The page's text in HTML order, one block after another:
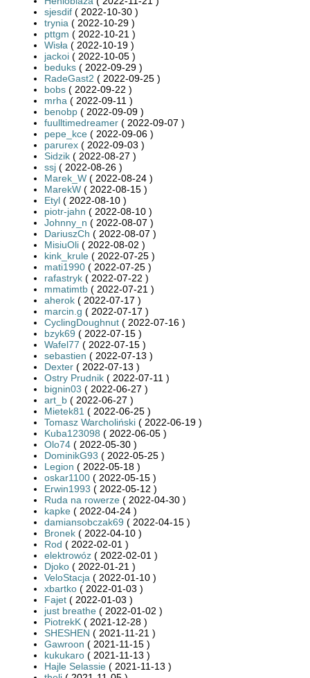
sjesdif ( 2022-10-30 )
trynia ( 2022-10-29 )
pttgm ( 2022-10-21 )
Wisła ( 2022-10-19 )
jackoi ( 2022-10-05 )
beduks ( 2022-09-29 )
RadeGast2 ( 2022-09-25 )
bobs ( 2022-09-22 )
mrha ( 2022-09-11 )
benobp ( 2022-09-09 )
fuulltimedreamer ( 2022-09-07 )
pepe_kce ( 2022-09-06 )
parurex ( 2022-09-03 )
Sidzik ( 2022-08-27 )
ssj ( 2022-08-26 )
Marek_W ( 2022-08-24 )
MarekW ( 2022-08-15 )
Etyl ( 2022-08-10 )
piotr-jahn ( 2022-08-10 )
Johnny_n ( 2022-08-07 )
DariuszCh ( 2022-08-07 )
MisiuOli ( 2022-08-02 )
kink_krule ( 2022-07-25 )
mati1990 ( 2022-07-25 )
rafastryk ( 2022-07-22 )
mmatimtb ( 2022-07-21 )
aherok ( 2022-07-17 )
marcin.g ( 2022-07-17 )
CyclingDoughnut ( 2022-07-16 )
bzyk69 ( 2022-07-15 )
Wafel77 ( 2022-07-15 )
sebastien ( 2022-07-13 )
Dexter ( 2022-07-13 )
Ostry Prudnik ( 2022-07-11 )
bignin03 ( 2022-06-27 )
art_b ( 2022-06-27 )
Mietek81 ( 2022-06-25 )
Tomasz Warcholiński ( 2022-06-19 )
Kuba123098 ( 2022-06-05 )
Olo74 ( 2022-05-30 )
DominikG93 ( 2022-05-25 )
Legion ( 2022-05-18 )
oskar1100 ( 2022-05-15 )
Erwin1993 ( 2022-05-12 )
Ruda na rowerze ( 2022-04-30 )
kapke ( 2022-04-24 )
damiansobczak69 ( 2022-04-15 )
Bronek ( 2022-04-10 )
Rod ( 2022-02-01 )
elektrowóz ( 2022-02-01 )
Djoko ( 2022-01-21 )
VeloStacja ( 2022-01-10 )
xbartko ( 2022-01-03 )
Fajet ( 2022-01-03 )
just breathe ( 2022-01-02 )
PiotrekK ( 2021-12-28 )
SHESHEN ( 2021-11-21 )
Gawroon ( 2021-11-15 )
kukukaro ( 2021-11-13 )
Hajle Selassie ( 2021-11-13 )